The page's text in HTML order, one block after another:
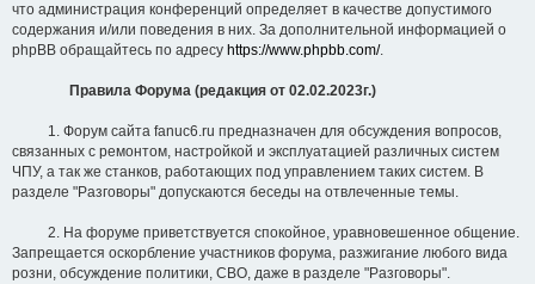
что администрация конференций определяет в качестве допустимого
содержания и/или поведения в них. За дополнительной информацией о
phpBB обращайтесь по адресу https://www.phpbb.com/.
Правила Форума (редакция от 02.02.2023г.)
1. Форум сайта fanuc6.ru предназначен для обсуждения вопросов,
связанных с ремонтом, настройкой и эксплуатацией различных систем
ЧПУ, а так же станков, работающих под управлением таких систем. В
разделе "Разговоры" допускаются беседы на отвлеченные темы.
2. На форуме приветствуется спокойное, уравновешенное общение.
Запрещается оскорбление участников форума, разжигание любого вида
розни, обсуждение политики, СВО, даже в разделе "Разговоры".